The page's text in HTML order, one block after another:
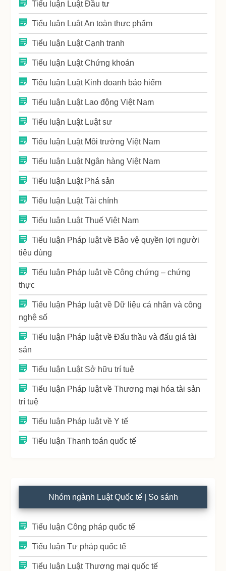
Tiểu luận Luật Đầu tư
Tiểu luận Luật An toàn thực phẩm
Tiểu luận Luật Cạnh tranh
Tiểu luận Luật Chứng khoán
Tiểu luận Luật Kinh doanh bảo hiểm
Tiểu luận Luật Lao động Việt Nam
Tiểu luận Luật Luật sư
Tiểu luận Luật Môi trường Việt Nam
Tiểu luận Luật Ngân hàng Việt Nam
Tiểu luận Luật Phá sản
Tiểu luận Luật Tài chính
Tiểu luận Luật Thuế Việt Nam
Tiểu luận Pháp luật về Bảo vệ quyền lợi người
tiêu dùng
Tiểu luận Pháp luật về Công chứng – chứng
thực
Tiểu luận Pháp luật về Dữ liệu cá nhân và công
nghệ số
Tiểu luận Pháp luật về Đấu thầu và đấu giá tài
sản
Tiểu luận Luật Sở hữu trí tuệ
Tiểu luận Pháp luật về Thương mại hóa tài sản
trí tuệ
Tiểu luận Pháp luật về Y tế
Tiểu luận Thanh toán quốc tế
Nhóm ngành Luật Quốc tế | So sánh
Tiểu luận Công pháp quốc tế
Tiểu luận Tư pháp quốc tế
Tiểu luận Luật Thương mại quốc tế